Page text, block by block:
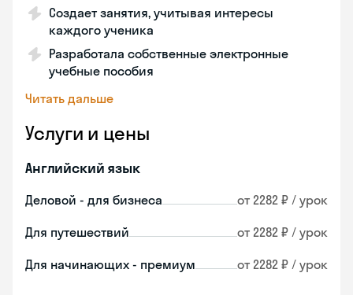
Создает занятия, учитывая интересы
каждого ученика
Разработала собственные электронные
учебные пособия
Читать дальше
Услуги и цены
Английский язык
Деловой - для бизнеса от 2282 ₽ / урок
Для путешествий от 2282 ₽ / урок
Для начинающих - премиум от 2282 ₽ / урок